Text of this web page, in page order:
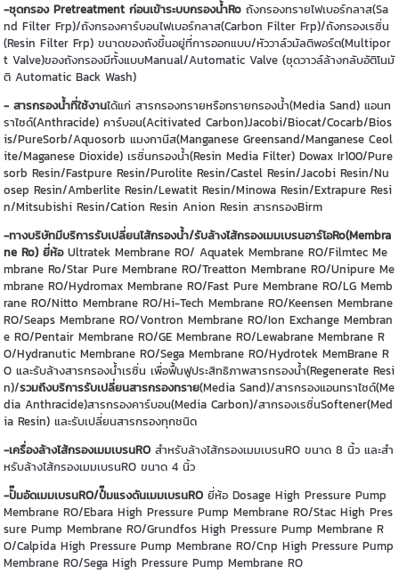
-ชุดกรอง Pretreatment ก่อนเข้าระบบกรองน้ำRo ถังกรองทรายไฟเบอร์กลาส(Sa
nd Filter Frp)/ถังกรองคาร์บอนไฟเบอร์กลาส(Carbon Filter Frp)/ถังกรองเรซิ่น
(Resin Filter Frp) ขนาดของถังขึ้นอยู่ที่การออกแบบ/หัววาล์วมัลติพอร์ต(Multipor
t Valve)ของถังกรองมีทั้งแบบManual/Automatic Valve (ชุดวาวล์ล้างกลับอัติโนมั
ติ Automatic Back Wash)
- สารกรองน้ำที่ใช้งานได้แก่ สารกรองทรายหรือทรายกรองน้ำ(Media Sand) แอนท
ราไซด์(Anthracide) คาร์บอน(Acitivated Carbon)Jacobi/Biocat/Cocarb/Bios
is/PureSorb/Aquosorb แมงกานีส(Manganese Greensand/Manganese Ceol
ite/Maganese Dioxide) เรซิ่นกรองน้ำ(Resin Media Filter) Dowax Ir100/Pure
sorb Resin/Fastpure Resin/Purolite Resin/Castel Resin/Jacobi Resin/Nu
osep Resin/Amberlite Resin/Lewatit Resin/Minowa Resin/Extrapure Resi
n/Mitsubishi Resin/Cation Resin Anion Resin สารกรองBirm
-ทางบริษัทมีบริการรับเปลี่ยนไส้กรองน้ำ/รับล้างไส้กรองเมมเบรนอาร์โอRo(Membra
ne Ro) ยี่ห้อUltratek Membrane RO/ Aquatek Membrane RO/Filmtec Me
mbrane Ro/Star Pure Membrane RO/Treatton Membrane RO/Unipure Me
mbrane RO/Hydromax Membrane RO/Fast Pure Membrane RO/LG Memb
rane RO/Nitto Membrane RO/Hi-Tech Membrane RO/Keensen Membrane
RO/Seaps Membrane RO/Vontron Membrane RO/Ion Exchange Membran
e RO/Pentair Membrane RO/GE Membrane RO/Lewabrane Membrane R
O/Hydranutic Membrane RO/Sega Membrane RO/Hydrotek MemBrane R
O และรับล้างสารกรองน้ำเรซิ่น เพื่อฟื้นฟูประสิทธิภาพสารกรองน้ำ(Regenerate Resi
n)/รวมถึงบริการรับเปลี่ยนสารกรองทราย(Media Sand)/สารกรองแอนทราไซด์(Me
dia Anthracide)สารกรองคาร์บอน(Media Carbon)/สากรองเรซิ่นSoftener(Med
ia Resin) และรับเปลี่ยนสารกรองทุกชนิด
-เครื่องล้างไส้กรองเมมเบรนRO สำหรับล้างไส้กรองเมมเบรนRO ขนาด 8 นิ้ว และสำ
หรับล้างไส้กรองเมมเบรนRO ขนาด 4 นิ้ว
-ปั๊มอัดเมมเบรนRO/ปํ๊มแรงดันเมมเบรนRO ยี่ห้อ Dosage High Pressure Pump
Membrane RO/Ebara High Pressure Pump Membrane RO/Stac High Pres
sure Pump Membrane RO/Grundfos High Pressure Pump Membrane R
O/Calpida High Pressure Pump Membrane RO/Cnp High Pressure Pump
Membrane RO/Sega High Pressure Pump Membrane RO